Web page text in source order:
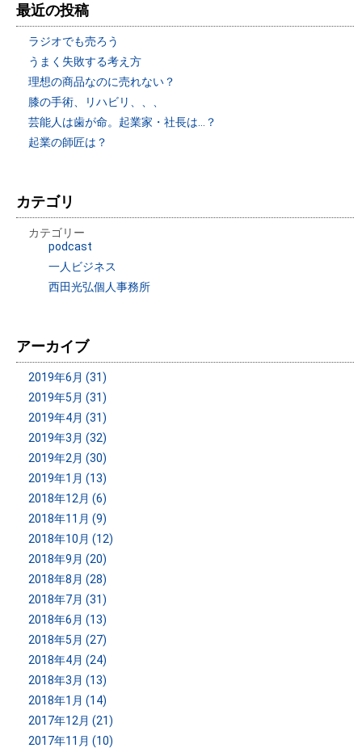
最近の投稿
ラジオでも売ろう
うまく失敗する考え方
理想の商品なのに売れない？
膝の手術、リハビリ、、、
芸能人は歯が命。起業家・社長は…？
起業の師匠は？
カテゴリ
カテゴリー
podcast
一人ビジネス
西田光弘個人事務所
アーカイブ
2019年6月 (31)
2019年5月 (31)
2019年4月 (31)
2019年3月 (32)
2019年2月 (30)
2019年1月 (13)
2018年12月 (6)
2018年11月 (9)
2018年10月 (12)
2018年9月 (20)
2018年8月 (28)
2018年7月 (31)
2018年6月 (13)
2018年5月 (27)
2018年4月 (24)
2018年3月 (13)
2018年1月 (14)
2017年12月 (21)
2017年11月 (10)